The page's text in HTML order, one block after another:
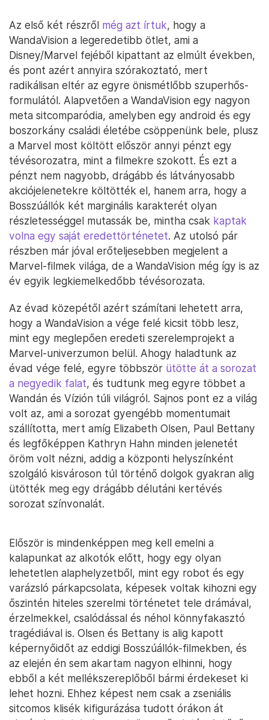
Az első két részről még azt írtuk, hogy a
WandaVision a legeredetibb ötlet, ami a
Disney/Marvel fejéből kipattant az elmúlt években,
és pont azért annyira szórakoztató, mert
radikálisan eltér az egyre önismétlőbb szuperhős-
formulától. Alapvetően a WandaVision egy nagyon
meta sitcomparódia, amelyben egy android és egy
boszorkány családi életébe csöppenünk bele, plusz
a Marvel most költött először annyi pénzt egy
tévésorozatra, mint a filmekre szokott. És ezt a
pénzt nem nagyobb, drágább és látványosabb
akciójelenetekre költötték el, hanem arra, hogy a
Bosszúállók két marginális karakterét olyan
részletességgel mutassák be, mintha csak kaptak
volna egy saját eredettörténetet. Az utolsó pár
részben már jóval erőteljesebben megjelent a
Marvel-filmek világa, de a WandaVision még így is az
év egyik legkiemelkedőbb tévésorozata.
Az évad közepétől azért számítani lehetett arra,
hogy a WandaVision a vége felé kicsit több lesz,
mint egy meglepően eredeti szerelemprojekt a
Marvel-univerzumon belül. Ahogy haladtunk az
évad vége felé, egyre többször ütötte át a sorozat
a negyedik falat, és tudtunk meg egyre többet a
Wandán és Vízión túli világról. Sajnos pont ez a világ
volt az, ami a sorozat gyengébb momentumait
szállította, mert amíg Elizabeth Olsen, Paul Bettany
és legfőképpen Kathryn Hahn minden jelenetét
öröm volt nézni, addig a központi helyszínként
szolgáló kisvároson túl történő dolgok gyakran alig
ütötték meg egy drágább délutáni kertévés
sorozat színvonalát.
Először is mindenképpen meg kell emelni a
kalapunkat az alkotók előtt, hogy egy olyan
lehetetlen alaphelyzetből, mint egy robot és egy
varázsló párkapcsolata, képesek voltak kihozni egy
őszintén hiteles szerelmi történetet tele drámával,
érzelmekkel, csalódással és néhol könnyfakasztó
tragédiával is. Olsen és Bettany is alig kapott
képernyőidőt az eddigi Bosszúállók-filmekben, és
az elején én sem akartam nagyon elhinni, hogy
ebből a két mellékszereplőből bármi érdekeset ki
lehet hozni. Ehhez képest nem csak a zseniális
sitcomos klisék kifigurázása tudott órákon át